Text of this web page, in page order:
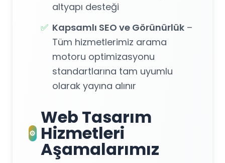
altyapı desteği
✅ Kapsamlı SEO ve Görünürlük –
Tüm hizmetlerimiz arama
motoru optimizasyonu
standartlarına tam uyumlu
olarak yayına alınır
⚙️
Web Tasarım
Hizmetleri
Aşamalarımız